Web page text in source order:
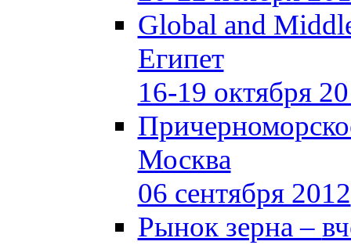
Global and
Египет
16-19 октября
Москва
06 сентября 2012
Рынок зерна –